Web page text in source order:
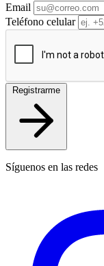
Email
Teléfono celular
Registrarme
Síguenos en las redes